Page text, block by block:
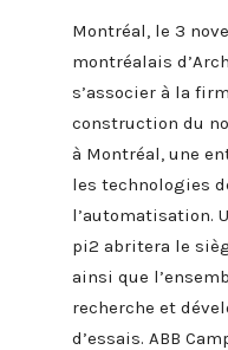
Montréal, le 3
montréalais
s’associer à la
construction du
à Montréal, une
les technologies
l’automatisation.
pi2 abritera le
ainsi que
recherche et
d’essais. ABB